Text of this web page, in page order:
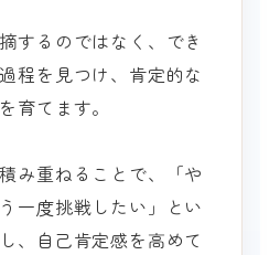
するのではなく、でき
程を見つけ、肯定的な
育てます。
み重ねることで、「や
一度挑戦したい」とい
、自己肯定感を高めて